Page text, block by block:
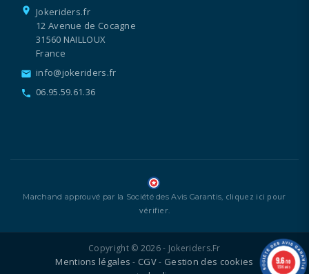
location_on
Jokeriders.fr
12 Avenue de Cocagne
31560 NAILLOUX
France
email info@jokeriders.fr
call 06.95.59.61.36
Marchand approuvé par la Société des Avis Garantis, cliquez ici pour
vérifier.
Copyright © 2026 - Jokeriders.fr
Mentions légales - CGV- Gestion des cookies 9.6/10
1336 avis